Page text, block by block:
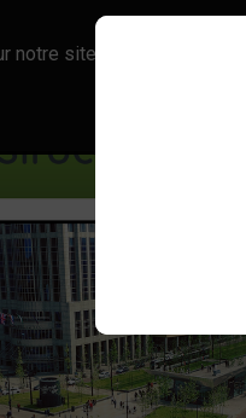
notre site, vous acceptez